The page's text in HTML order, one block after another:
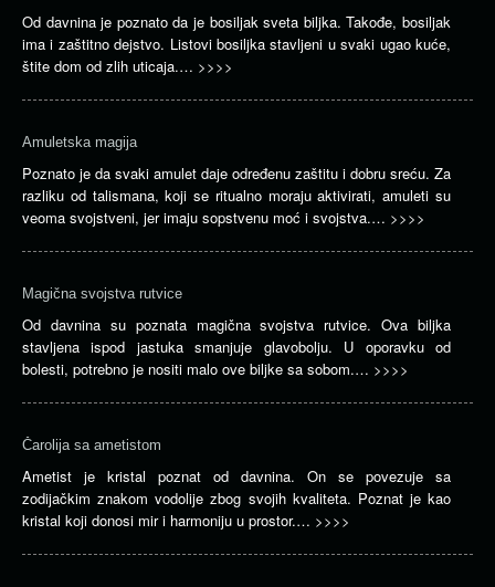
Od davnina je poznato da je bosiljak sveta biljka. Takođe, bosiljak
ima i zaštitno dejstvo. Listovi bosiljka stavljeni u svaki ugao kuće,
štite dom od zlih uticaja.… >>>>
Amuletska magija
Poznato je da svaki amulet daje određenu zaštitu i dobru sreću. Za
razliku od talismana, koji se ritualno moraju aktivirati, amuleti su
veoma svojstveni, jer imaju sopstvenu moć i svojstva.… >>>>
Magična svojstva rutvice
Od davnina su poznata magična svojstva rutvice. Ova biljka
stavljena ispod jastuka smanjuje glavobolju. U oporavku od
bolesti, potrebno je nositi malo ove biljke sa sobom.… >>>>
Čarolija sa ametistom
Ametist je kristal poznat od davnina. On se povezuje sa
zodijačkim znakom vodolije zbog svojih kvaliteta. Poznat je kao
kristal koji donosi mir i harmoniju u prostor.… >>>>